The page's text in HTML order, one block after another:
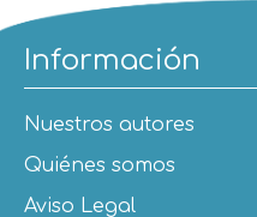
Información
Nuestros autores
Quiénes somos
Aviso Legal